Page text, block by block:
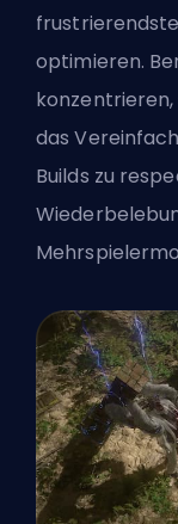
optimieren.
das
Builds zu